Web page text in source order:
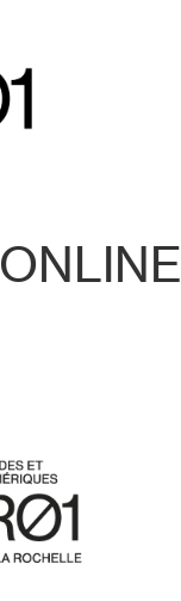
ONLINE